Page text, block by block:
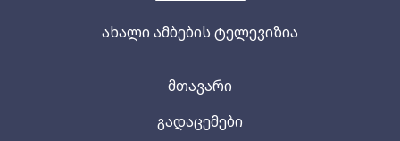
ახალი ამბების ტელევიზია
მთავარი
გადაცემები